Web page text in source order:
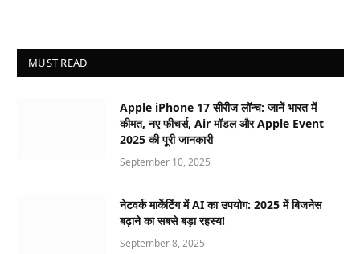
MUST READ
Apple iPhone 17 सीरीज लॉन्च: जानें भारत में
कीमत, नए फीचर्स, Air मॉडल और Apple Event
2025 की पूरी जानकारी
September 10, 2025
नेटवर्क मार्केटिंग में AI का उपयोग: 2025 में बिजनेस
बढ़ाने का सबसे बड़ा रहस्य!
September 8, 2025